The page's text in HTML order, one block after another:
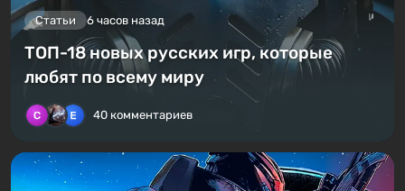
Статьи 6 часов назад
ТОП-18 новых русских игр, которые
любят по всему миру
40 комментариев